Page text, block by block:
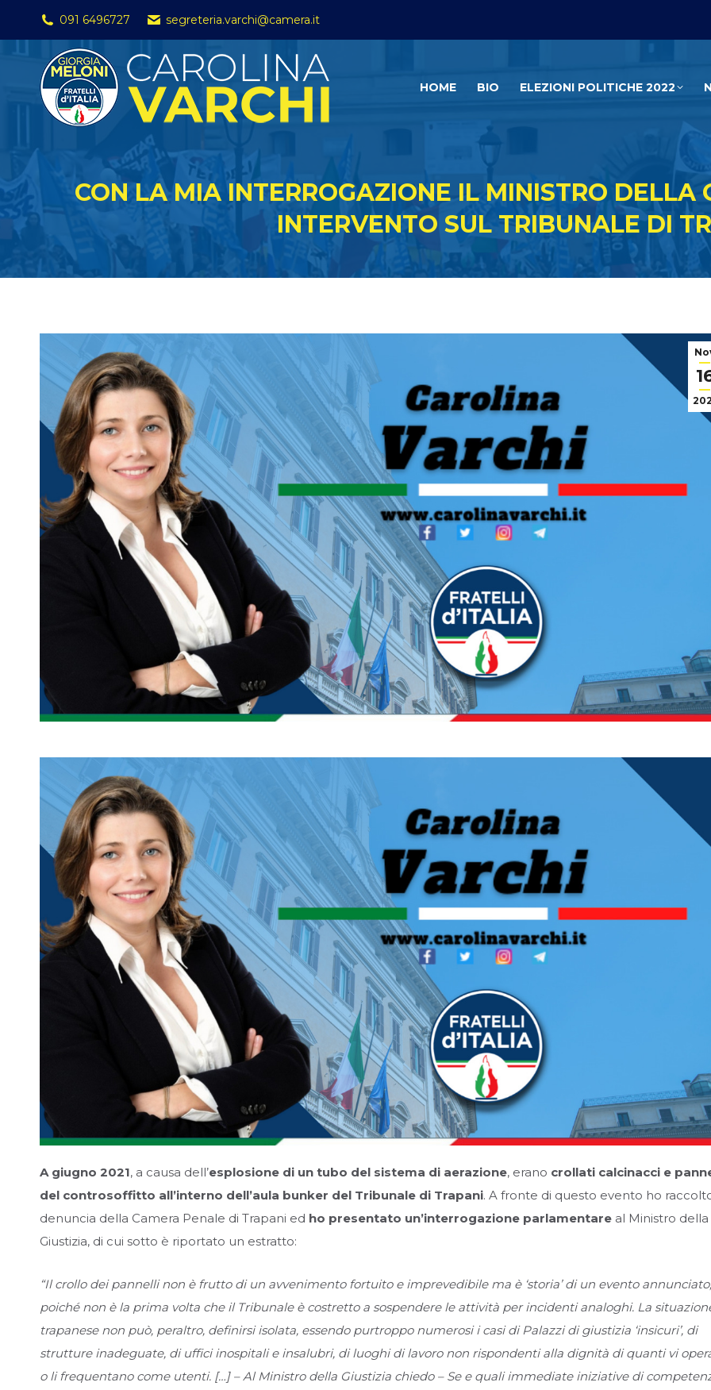
091 6496727 segreteria.varchi@camera.it
HOME BIO ELEZIONI POLITICHE 2022
CON LA MIA INTERROGAZIONE IL MINISTRO DELLA
INTERVENTO SUL TRIBUNALE DI
A giugno 2021, a causa dell’esplosione di un tubo del sistema di aerazione, erano crollati calcinacci e
del controsoffitto all’interno dell’aula bunker del Tribunale di Trapani. A fronte di questo evento ho
denuncia della Camera Penale di Trapani ed ho presentato un’interrogazione parlamentare al Ministro della
Giustizia, di cui sotto è riportato un estratto:
“Il crollo dei pannelli non è frutto di un avvenimento fortuito e imprevedibile ma è ‘storia’ di un evento annunciato,
poiché non è la prima volta che il Tribunale è costretto a sospendere le attività per incidenti analoghi. La
trapanese non può, peraltro, definirsi isolata, essendo purtroppo numerosi i casi di Palazzi di giustizia ‘insicuri’, di
strutture inadeguate, di uffici inospitali e insalubri, di luoghi di lavoro non rispondenti alla dignità di quanti vi
o li frequentano come utenti. […] – Al Ministro della Giustizia chiedo – Se e quali immediate iniziative di